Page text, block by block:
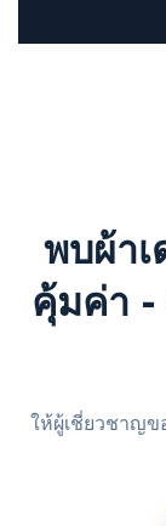
พบผ้า
คุ้มค่า
ให้ผู้เชี่ยวชาญ